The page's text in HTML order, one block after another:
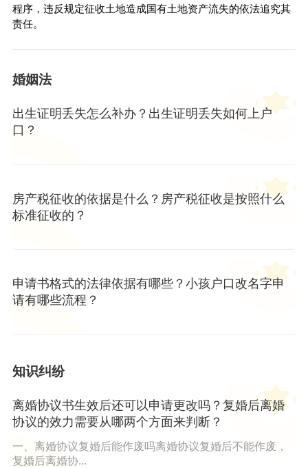
程序，违反规定征收土地造成国有土地资产流失的依法追究其
责任。
婚姻法
出生证明丢失怎么补办？出生证明丢失如何上户
口？
房产税征收的依据是什么？房产税征收是按照什么
标准征收的？
申请书格式的法律依据有哪些？小孩户口改名字申
请有哪些流程？
知识纠纷
离婚协议书生效后还可以申请更改吗？复婚后离婚
协议的效力需要从哪两个方面来判断？
一、离婚协议复婚后能作废吗离婚协议复婚后不能作废，
复婚后离婚协...